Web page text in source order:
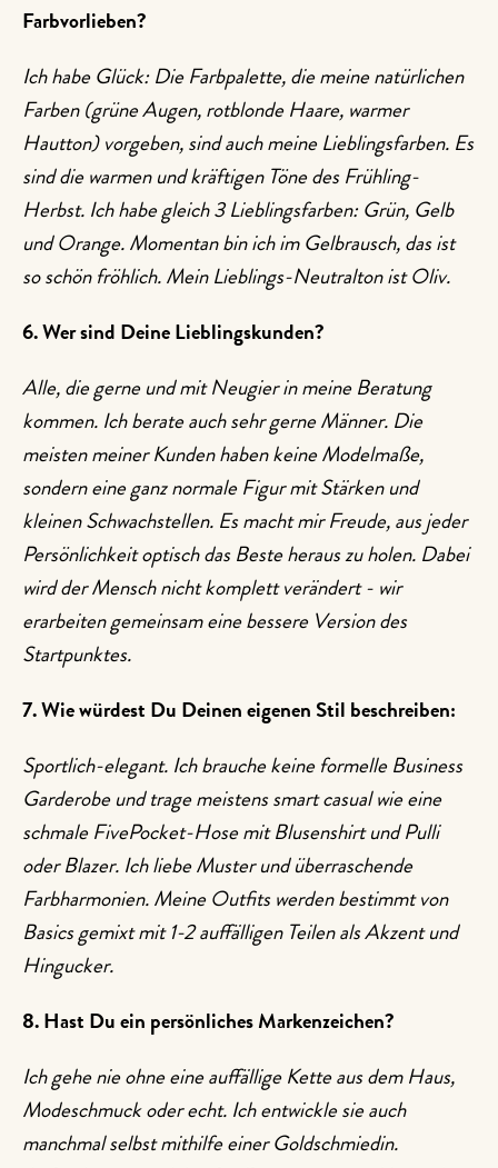
Farbvorlieben?
Ich habe Glück: Die Farbpalette, die meine natürlichen
Farben (grüne Augen, rotblonde Haare, warmer
Hautton) vorgeben, sind auch meine Lieblingsfarben. Es
sind die warmen und kräftigen Töne des Frühling-
Herbst. Ich habe gleich 3 Lieblingsfarben: Grün, Gelb
und Orange. Momentan bin ich im Gelbrausch, das ist
so schön fröhlich. Mein Lieblings-Neutralton ist Oliv.
6. Wer sind Deine Lieblingskunden?
Alle, die gerne und mit Neugier in meine Beratung
kommen. Ich berate auch sehr gerne Männer. Die
meisten meiner Kunden haben keine Modelmaße,
sondern eine ganz normale Figur mit Stärken und
kleinen Schwachstellen. Es macht mir Freude, aus jeder
Persönlichkeit optisch das Beste heraus zu holen. Dabei
wird der Mensch nicht komplett verändert - wir
erarbeiten gemeinsam eine bessere Version des
Startpunktes.
7. Wie würdest Du Deinen eigenen Stil beschreiben:
Sportlich-elegant. Ich brauche keine formelle Business
Garderobe und trage meistens smart casual wie eine
schmale FivePocket-Hose mit Blusenshirt und Pulli
oder Blazer. Ich liebe Muster und überraschende
Farbharmonien. Meine Outfits werden bestimmt von
Basics gemixt mit 1-2 auffälligen Teilen als Akzent und
Hingucker.
8. Hast Du ein persönliches Markenzeichen?
Ich gehe nie ohne eine auffällige Kette aus dem Haus,
Modeschmuck oder echt. Ich entwickle sie auch
manchmal selbst mithilfe einer Goldschmiedin.